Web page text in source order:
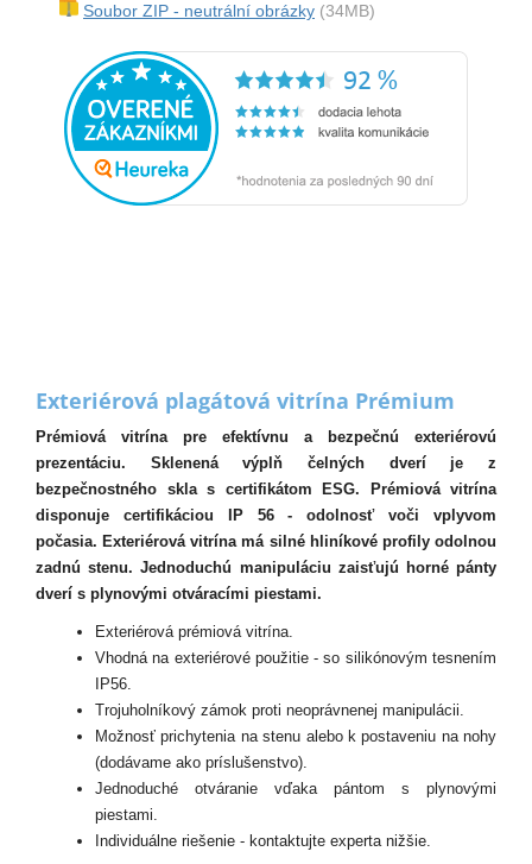
Soubor ZIP - neutrální obrázky (34MB)
Exteriérová plagátová vitrína Prémium
Prémiová vitrína pre efektívnu a bezpečnú exteriérovú
prezentáciu. Sklenená výplň čelných dverí je z
bezpečnostného skla s certifikátom ESG. Prémiová vitrína
disponuje certifikáciou IP 56 - odolnosť voči vplyvom
počasia. Exteriérová vitrína má silné hliníkové profily odolnou
zadnú stenu. Jednoduchú manipuláciu zaisťujú horné pánty
dverí s plynovými otváracími piestami.
Exteriérová prémiová vitrína.
Vhodná na exteriérové použitie - so silikónovým tesnením
IP56.
Trojuholníkový zámok proti neoprávnenej manipulácii.
Možnosť prichytenia na stenu alebo k postaveniu na nohy
(dodávame ako príslušenstvo).
Jednoduché otváranie vďaka pántom s plynovými
piestami.
Individuálne riešenie - kontaktujte experta nižšie.